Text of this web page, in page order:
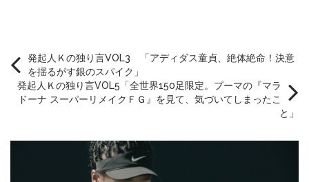
発起人Ｋの独り言VOL3 「アディダス童貞、絶体絶命！決意
を揺るがす銀のスパイク」
発起人Ｋの独り言VOL5「全世界150足限定。プーマの『マラ
ドーナ スーパーリメイクＦＧ』を見て、気づいてしまったこ
と」